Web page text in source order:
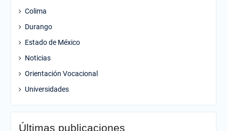
Colima
Durango
Estado de México
Noticias
Orientación Vocacional
Universidades
Últimas publicaciones